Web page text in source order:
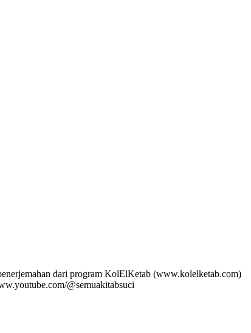
dari program KolElKetab (www.kolelketab.com)
@semuakitabsuci